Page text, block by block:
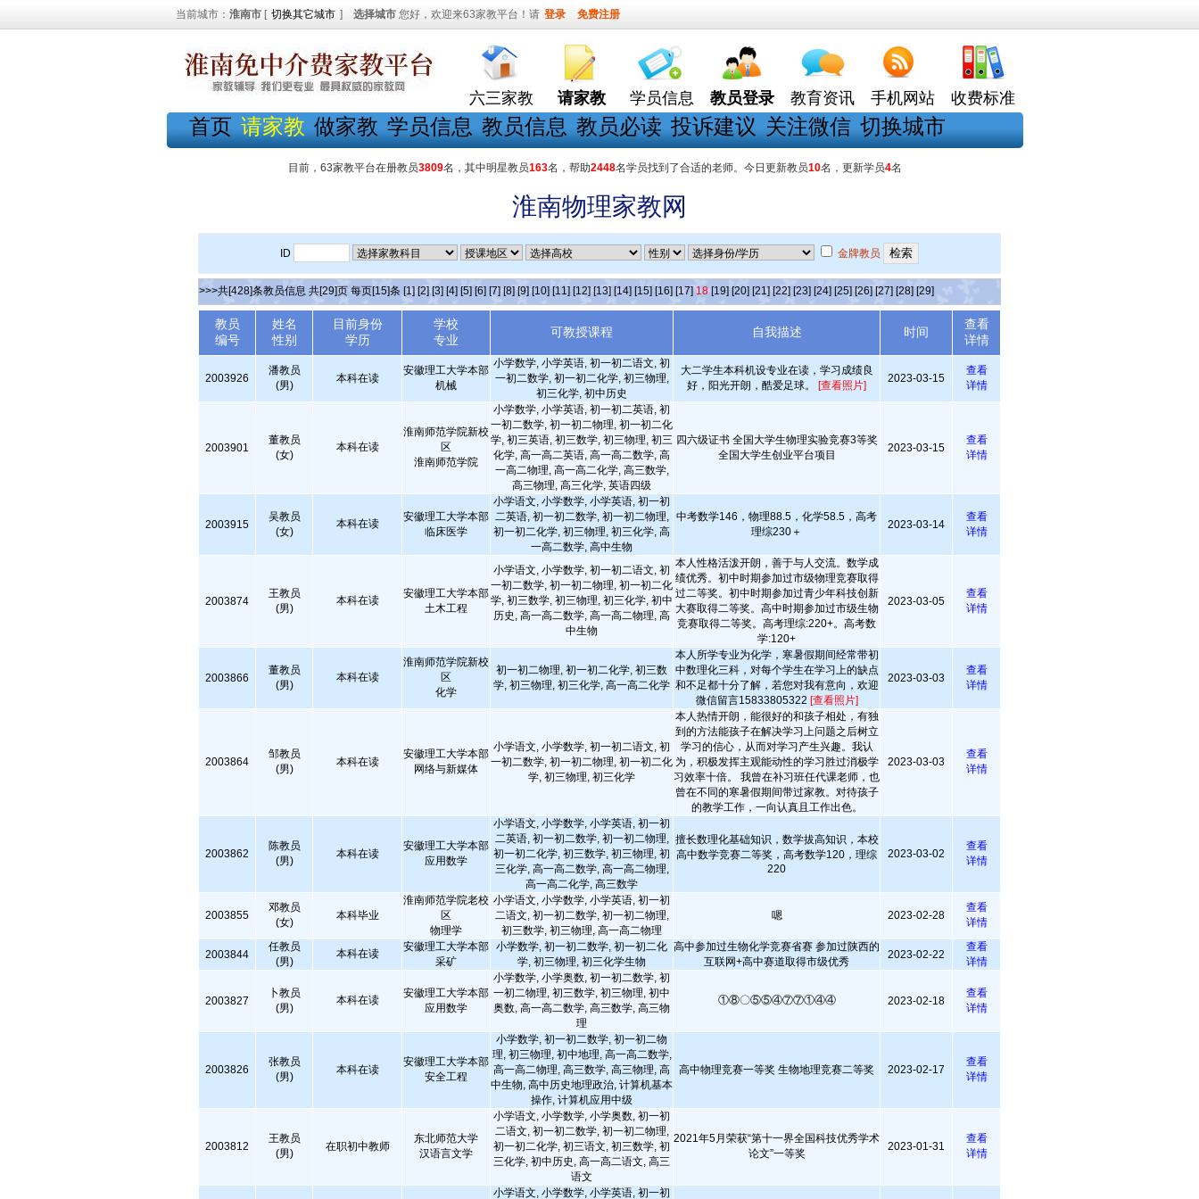
当前城市： 淮南市 [ 切换其它城市 ] 选择城市 您好，欢迎来63家教平台！请 登录 免费注册
六三家教 请家教 学员信息 教员登录 教育资讯 手机网站 收费标准
首页 请家教 做家教 学员信息 教员信息 教员必读 投诉建议 关注微信 切换城市
目前，63家教平台在册教员3809名，其中明星教员163名，帮助2448名学员找到了合适的老师。今日更新教员10名，更新学员4名
淮南物理家教网
ID 金牌教员
>>>共[428]条教员信息 共[29]页 每页[15]条 [1] [2] [3] [4] [5] [6] [7] [8] [9] [10] [11] [12] [13] [14] [15] [16] [17] 18 [19] [20] [21] [22] [23] [24] [25] [26] [27] [28] [29]
教员
编号
姓名
性别
目前身份
学历
学校
专业
可教授课程 自我描述 时间
查看
详情
2003926
潘教员
(男)
本科在读
安徽理工大学本部
机械
小学数学, 小学英语, 初一初二语文, 初
一初二数学, 初一初二化学, 初三物理,
初三化学, 初中历史
大二学生本科机设专业在读，学习成绩良
好，阳光开朗，酷爱足球。 [查看照片]
2023-03-15
查看
详情
2003901
董教员
(女)
本科在读
淮南师范学院新校
区
淮南师范学院
小学数学, 小学英语, 初一初二英语, 初
一初二数学, 初一初二物理, 初一初二化
学, 初三英语, 初三数学, 初三物理, 初三
化学, 高一高二英语, 高一高二数学, 高
一高二物理, 高一高二化学, 高三数学,
高三物理, 高三化学, 英语四级
四六级证书 全国大学生物理实验竞赛3等奖
全国大学生创业平台项目
2023-03-15
查看
详情
2003915
吴教员
(女)
本科在读
安徽理工大学本部
临床医学
小学语文, 小学数学, 小学英语, 初一初
二英语, 初一初二数学, 初一初二物理,
初一初二化学, 初三物理, 初三化学, 高
一高二数学, 高中生物
中考数学146，物理88.5，化学58.5，高考
理综230＋
2023-03-14
查看
详情
2003874
王教员
(男)
本科在读
安徽理工大学本部
土木工程
小学语文, 小学数学, 初一初二语文, 初
一初二数学, 初一初二物理, 初一初二化
学, 初三数学, 初三物理, 初三化学, 初中
历史, 高一高二数学, 高一高二物理, 高
中生物
本人性格活泼开朗，善于与人交流。数学成
绩优秀。初中时期参加过市级物理竞赛取得
过二等奖。初中时期参加过青少年科技创新
大赛取得二等奖。高中时期参加过市级生物
竞赛取得二等奖。高考理综:220+。高考数
学:120+
2023-03-05
查看
详情
2003866
董教员
(男)
本科在读
淮南师范学院新校
区
化学
初一初二物理, 初一初二化学, 初三数
学, 初三物理, 初三化学, 高一高二化学
本人所学专业为化学，寒暑假期间经常带初
中数理化三科，对每个学生在学习上的缺点
和不足都十分了解，若您对我有意向，欢迎
微信留言15833805322 [查看照片]
2023-03-03
查看
详情
2003864
邹教员
(男)
本科在读
安徽理工大学本部
网络与新媒体
小学语文, 小学数学, 初一初二语文, 初
一初二数学, 初一初二物理, 初一初二化
学, 初三物理, 初三化学
本人热情开朗，能很好的和孩子相处，有独
到的方法能孩子在解决学习上问题之后树立
学习的信心，从而对学习产生兴趣。我认
为，积极发挥主观能动性的学习胜过消极学
习效率十倍。 我曾在补习班任代课老师，也
曾在不同的寒暑假期间带过家教。对待孩子
的教学工作，一向认真且工作出色。
2023-03-03
查看
详情
2003862
陈教员
(男)
本科在读
安徽理工大学本部
应用数学
小学语文, 小学数学, 小学英语, 初一初
二英语, 初一初二数学, 初一初二物理,
初一初二化学, 初三数学, 初三物理, 初
三化学, 高一高二数学, 高一高二物理,
高一高二化学, 高三数学
擅长数理化基础知识，数学拔高知识，本校
高中数学竞赛二等奖，高考数学120，理综
220
2023-03-02
查看
详情
2003855
邓教员
(女)
本科毕业
淮南师范学院老校
区
物理学
小学语文, 小学数学, 小学英语, 初一初
二语文, 初一初二数学, 初一初二物理,
初三数学, 初三物理, 高一高二物理
嗯 2023-02-28
查看
详情
2003844
任教员
(男)
本科在读
安徽理工大学本部
采矿
小学数学, 初一初二数学, 初一初二化
学, 初三物理, 初三化学生物
高中参加过生物化学竞赛省赛 参加过陕西的
互联网+高中赛道取得市级优秀
2023-02-22
查看
详情
2003827
卜教员
(男)
本科在读
安徽理工大学本部
应用数学
小学数学, 小学奥数, 初一初二数学, 初
一初二物理, 初三数学, 初三物理, 初中
奥数, 高一高二数学, 高三数学, 高三物
理
①⑧〇⑤⑤④⑦⑦①④④ 2023-02-18
查看
详情
2003826
张教员
(男)
本科在读
安徽理工大学本部
安全工程
小学数学, 初一初二数学, 初一初二物
理, 初三物理, 初中地理, 高一高二数学,
高一高二物理, 高三数学, 高三物理, 高
中生物, 高中历史地理政治, 计算机基本
操作, 计算机应用中级
高中物理竞赛一等奖 生物地理竞赛二等奖 2023-02-17
查看
详情
2003812
王教员
(男)
在职初中教师
东北师范大学
汉语言文学
小学语文, 小学数学, 小学奥数, 初一初
二语文, 初一初二数学, 初一初二物理,
初一初二化学, 初三语文, 初三数学, 初
三化学, 初中历史, 高一高二语文, 高三
语文
2021年5月荣获“第十一界全国科技优秀学术
论文”一等奖
2023-01-31
查看
详情
小学语文, 小学数学, 小学英语, 初一初